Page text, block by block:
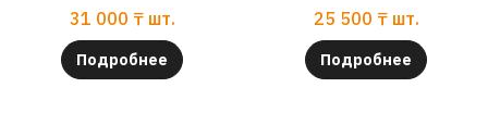
31 000 ₸ шт.
Подробнее
25 500 ₸ шт.
Подробнее